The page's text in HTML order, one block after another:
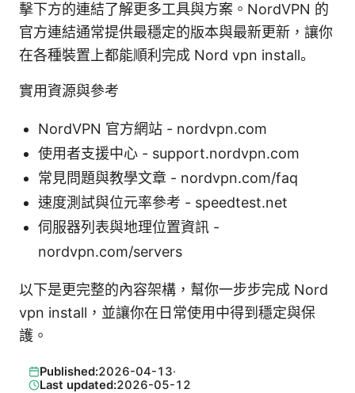
擊下方的連結了解更多工具與方案。NordVPN 的
官方連結通常提供最穩定的版本與最新更新，讓你
在各種裝置上都能順利完成 Nord vpn install。
實用資源與參考
NordVPN 官方網站 - nordvpn.com
使用者支援中心 - support.nordvpn.com
常見問題與教學文章 - nordvpn.com/faq
速度測試與位元率參考 - speedtest.net
伺服器列表與地理位置資訊 -
nordvpn.com/servers
以下是更完整的內容架構，幫你一步步完成 Nord
vpn install，並讓你在日常使用中得到穩定與保
護。
Published:2026-04-13·
Last updated:2026-05-12